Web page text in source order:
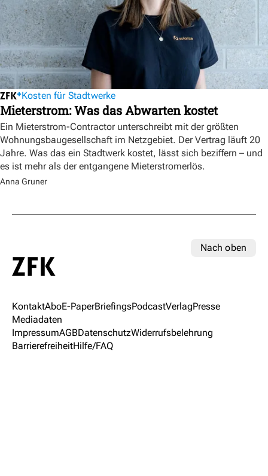
Kosten für Stadtwerke
Mieterstrom: Was das Abwarten kostet
Ein Mieterstrom-Contractor unterschreibt mit der größten
Wohnungsbaugesellschaft im Netzgebiet. Der Vertrag läuft 20
Jahre. Was das ein Stadtwerk kostet, lässt sich beziffern – und
es ist mehr als der entgangene Mieterstromerlös.
Anna Gruner
Nach oben
KontaktAboE-PaperBriefingsPodcastVerlagPresse
Mediadaten
ImpressumAGBDatenschutzWiderrufsbelehrung
BarrierefreiheitHilfe/FAQ